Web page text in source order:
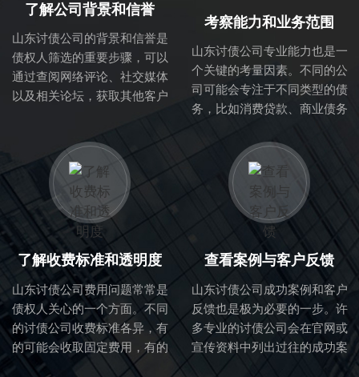
了解公司背景和信誉
山东讨债公司的背景和信誉是
债权人筛选的重要步骤，可以
通过查阅网络评论、社交媒体
以及相关论坛，获取其他客户
碑，拥有成熟的业务流程与专
业的团队。
考察能力和业务范围
山东讨债公司专业能力也是一
个关键的考量因素。不同的公
司可能会专注于不同类型的债
务，比如消费贷款、商业债务
范围与专业能力，可以帮助你
判断他们是否适合处理你的具
体债务问题。
了解收费标准和透明度
山东讨债公司费用问题常常是
债权人关心的一个方面。不同
的讨债公司收费标准各异，有
的可能会收取固定费用，有的
则可能根据回收金额提取一定
查看案例与客户反馈
山东讨债公司成功案例和客户
反馈也是极为必要的一步。许
多专业的讨债公司会在官网或
宣传资料中列出过往的成功案
例，这能够直观地展示他们的